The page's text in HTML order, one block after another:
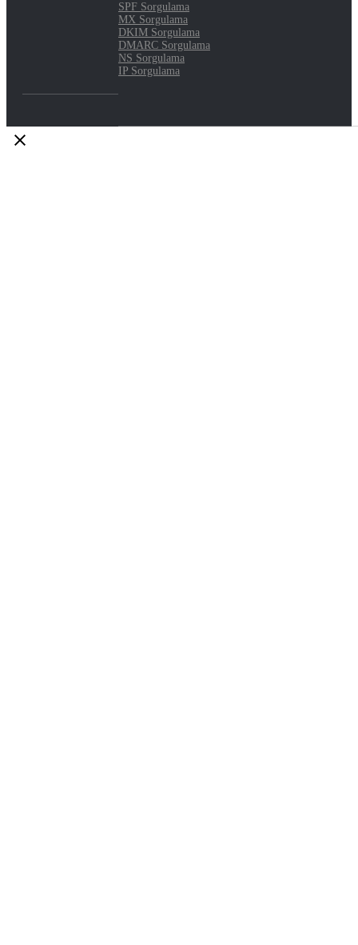
SPF Sorgulama
MX Sorgulama
DKIM Sorgulama
DMARC Sorgulama
NS Sorgulama
IP Sorgulama